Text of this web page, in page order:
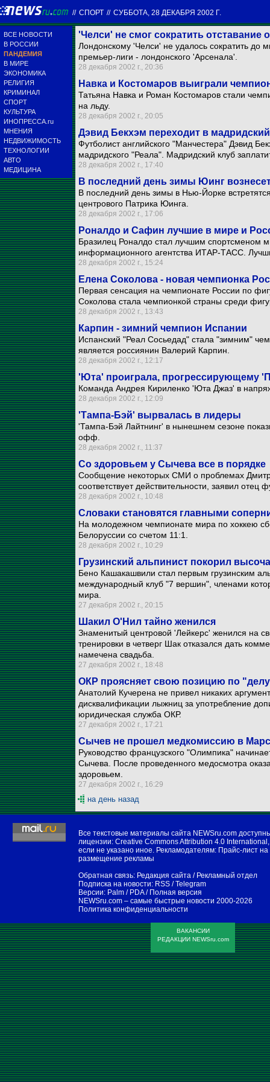
// СПОРТ // СУББОТА, 28 ДЕКАБРЯ 2002 Г.
ВСЕ НОВОСТИ
В РОССИИ
ПАНДЕМИЯ
В МИРЕ
ЭКОНОМИКА
РЕЛИГИЯ
КРИМИНАЛ
СПОРТ
КУЛЬТУРА
ИНОПРЕССА.ru
МНЕНИЯ
НЕДВИЖИМОСТЬ
ТЕХНОЛОГИИ
АВТО
МЕДИЦИНА
'Челси' не смог сократить отставание
Лондонскому 'Челси' не удалось сократить до
премьер-лиги - лондонского 'Арсенала'.
28 декабря 2002 г., 20:36
Навка и Костомаров выиграли
Татьяна Навка и Роман Костомаров стали
на льду.
28 декабря 2002 г., 20:05
Дэвид Бекхэм переходит в
Футболист английского "Манчестера" Дэвид
мадридского "Реала". Мадридский клуб
28 декабря 2002 г., 17:40
В последний день зимы Юинг
В последний день зимы в Нью-Йорке
центрового Патрика Юинга.
28 декабря 2002 г., 17:06
Роналдо и Сафин лучшие в мире и
Бразилец Роналдо стал лучшим спортсменом
информационного агентства ИТАР-ТАСС.
28 декабря 2002 г., 15:24
Елена Соколова - новая чемпионка
Первая сенсация на чемпионате России по
Соколова стала чемпионкой страны среди
28 декабря 2002 г., 13:43
Карпин - зимний чемпион Испании
Испанский "Реал Сосьедад" стала "зимним"
является россиянин Валерий Карпин.
28 декабря 2002 г., 12:17
'Юта' проиграла, прогрессирующему
Команда Андрея Кириленко 'Юта Джаз' в
28 декабря 2002 г., 12:09
'Тампа-Бэй' вырвалась в лидеры
'Тампа-Бэй Лайтнинг' в нынешнем сезоне
офф.
28 декабря 2002 г., 11:37
Со здоровьем у Сычева все в порядке
Сообщение некоторых СМИ о проблемах
соответствует действительности, заявил отец
28 декабря 2002 г., 10:48
Словаки становятся главными
На молодежном чемпионате мира по хоккею
Белоруссии со счетом 11:1.
28 декабря 2002 г., 10:29
Грузинский альпинист покорил
Бено Кашакашвили стал первым грузинским
международный клуб "7 вершин", членами
мира.
27 декабря 2002 г., 20:15
Шакил О'Нил тайно женился
Знаменитый центровой 'Лейкерс' женился на
тренировки в четверг Шак отказался дать
намечена свадьба.
27 декабря 2002 г., 18:48
ОКР проясняет свою позицию по
Анатолий Кучерена не привел никаких
дисквалификации лыжниц за употребление
юридическая служба ОКР.
27 декабря 2002 г., 17:21
Сычев не прошел медкомиссию в
Руководство французского "Олимпика"
Сычева. После проведенного медосмотра
здоровьем.
27 декабря 2002 г., 16:29
на день назад
Все текстовые материалы сайта NEWSru.com
лицензии: Creative Commons Attribution 4.0 International ,
если не указано иное. Рекламодателям: Прайс-лист на
размещение рекламы
Обратная связь: Редакция сайта / Рекламный отдел
Подписка на новости: RSS /Telegram
Версии: Palm / PDA/ Полная версия
NEWSru.com – самые быстрые новости 2000-2026
Политика конфиденциальности
ВАКАНСИИ
РЕДАКЦИИ NEWSru.com